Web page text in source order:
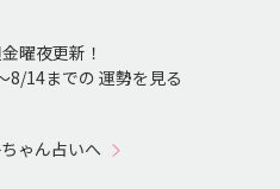
曜夜更新！
8/14までの 運勢を見る
ゃん占いへ